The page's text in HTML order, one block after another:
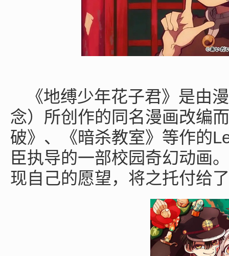
《地缚少年花子君》是由
念）所创作的同名漫画改编
破》、《暗杀教室》等作的
臣执导的一部校园奇幻动画
现自己的愿望，将之托付给